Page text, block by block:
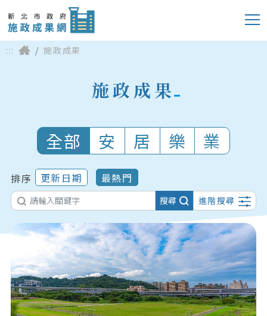
::: 施政成果
施政成果
全部 安 居 樂 業
排序 更新日期 最熱門
搜尋 進階搜尋